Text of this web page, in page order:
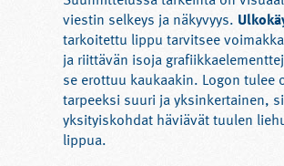
viestin selkeys ja näkyvyys.
tarkoitettu lippu tarvitsee
ja riittävän isoja
se erottuu kaukaakin. Logon tulee
tarpeeksi suuri ja yksinkertainen,
yksityiskohdat häviävät tuulen
lippua.